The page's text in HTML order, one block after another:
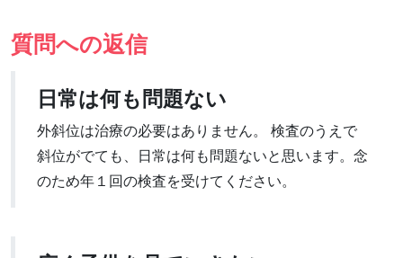
質問への返信
日常は何も問題ない
外斜位は治療の必要はありません。 検査のうえで
斜位がでても、日常は何も問題ないと思います。念
のため年１回の検査を受けてください。